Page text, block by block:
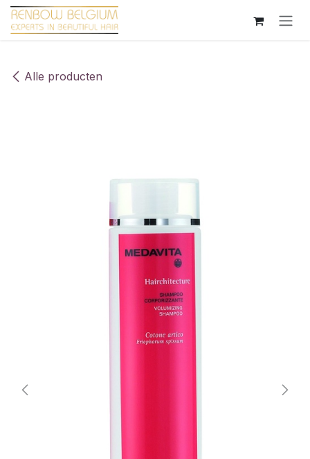
Overslaan naar inhoud
Alle producten